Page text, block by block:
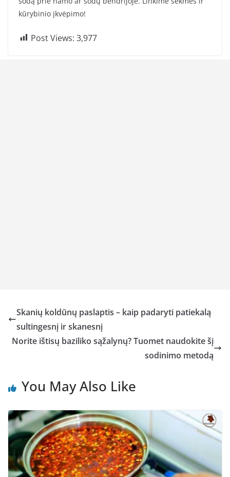
kūrybinio įkvėpimo!
Post Views: 3,977
Skanių koldūnų paslaptis – kaip padaryti patiekalą
sultingesnį ir skanesnį
Norite ištisų baziliko sąžalynų? Tuomet naudokite šį
sodinimo metodą
You May Also Like